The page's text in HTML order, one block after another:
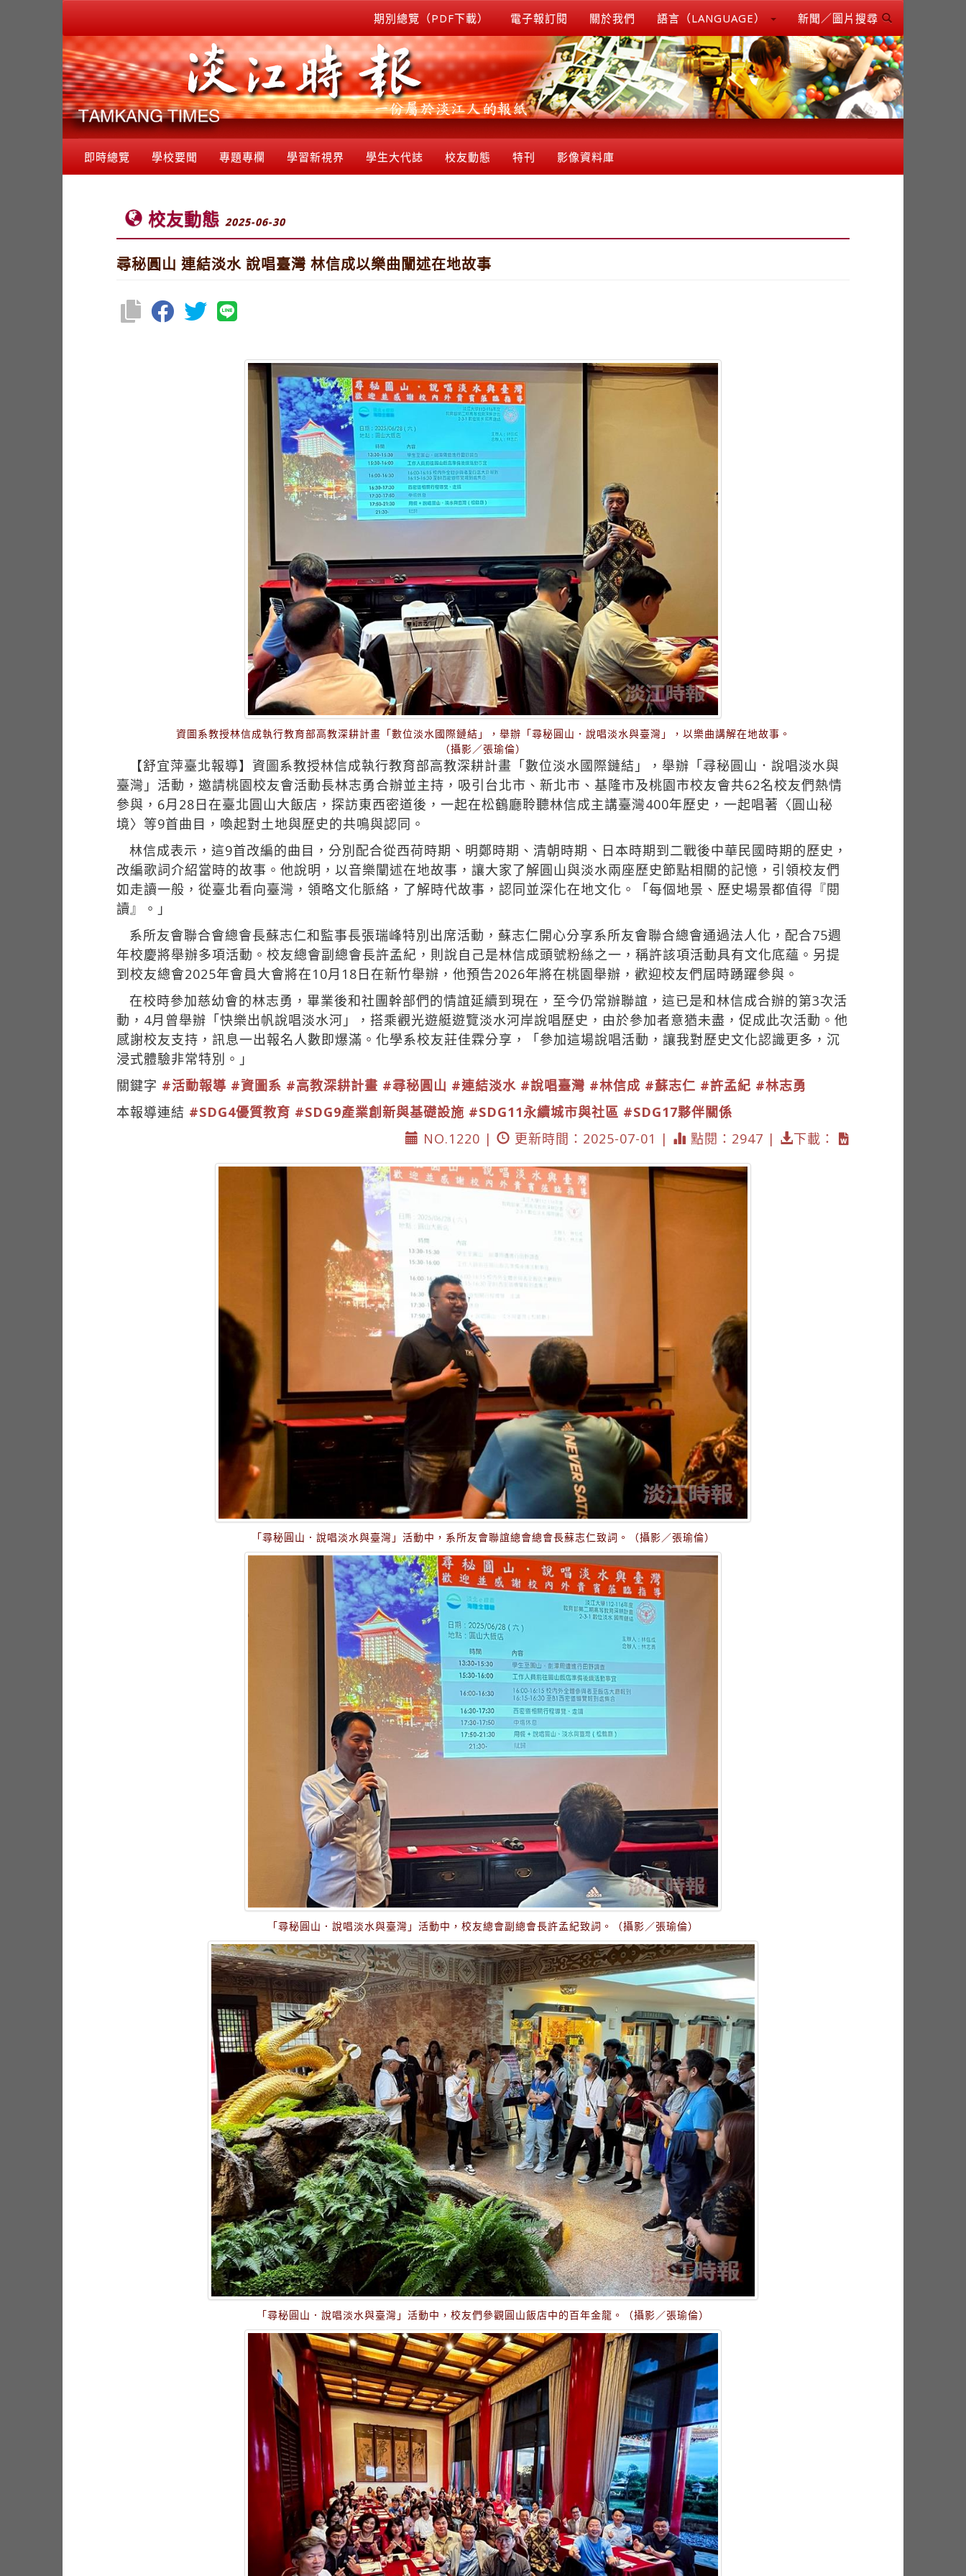
期別總覽（PDF下載） 電子報訂閱 關於我們 語言（LANGUAGE） 新聞／圖片搜尋
即時總覽 學校要聞 專題專欄 學習新視界 學生大代誌 校友動態 特刊 影像資料庫
校友動態 2025-06-30
尋秘圓山 連結淡水 說唱臺灣 林信成以樂曲闡述在地故事
資圖系教授林信成執行教育部高教深耕計畫「數位淡水國際鏈結」，舉辦「尋秘圓山．說唱淡水與臺灣」，以樂曲講解在地故事。
（攝影／張瑜倫）
【舒宜萍臺北報導】資圖系教授林信成執行教育部高教深耕計畫「數位淡水國際鏈結」，舉辦「尋秘圓山．說唱淡水與
臺灣」活動，邀請桃園校友會活動長林志勇合辦並主持，吸引台北市、新北市、基隆市及桃園市校友會共62名校友們熱情
參與，6月28日在臺北圓山大飯店，探訪東西密道後，一起在松鶴廳聆聽林信成主講臺灣400年歷史，一起唱著〈圓山秘
境〉等9首曲目，喚起對土地與歷史的共鳴與認同。
林信成表示，這9首改編的曲目，分別配合從西荷時期、明鄭時期、清朝時期、日本時期到二戰後中華民國時期的歷史，
改編歌詞介紹當時的故事。他說明，以音樂闡述在地故事，讓大家了解圓山與淡水兩座歷史節點相關的記憶，引領校友們
如走讀一般，從臺北看向臺灣，領略文化脈絡，了解時代故事，認同並深化在地文化。「每個地景、歷史場景都值得『閱
讀』。」
系所友會聯合會總會長蘇志仁和監事長張瑞峰特別出席活動，蘇志仁開心分享系所友會聯合總會通過法人化，配合75週
年校慶將舉辦多項活動。校友總會副總會長許孟紀，則說自己是林信成頭號粉絲之一，稱許該項活動具有文化底蘊。另提
到校友總會2025年會員大會將在10月18日在新竹舉辦，他預告2026年將在桃園舉辦，歡迎校友們屆時踴躍參與。
在校時參加慈幼會的林志勇，畢業後和社團幹部們的情誼延續到現在，至今仍常辦聯誼，這已是和林信成合辦的第3次活
動，4月曾舉辦「快樂出帆說唱淡水河」，搭乘觀光遊艇遊覽淡水河岸說唱歷史，由於參加者意猶未盡，促成此次活動。他
感謝校友支持，訊息一出報名人數即爆滿。化學系校友莊佳霖分享，「參加這場說唱活動，讓我對歷史文化認識更多，沉
浸式體驗非常特別。」
關鍵字 #活動報導 #資圖系 #高教深耕計畫 #尋秘圓山 #連結淡水 #說唱臺灣 #林信成 #蘇志仁 #許孟紀 #林志勇
本報導連結 #SDG4優質教育 #SDG9產業創新與基礎設施 #SDG11永續城市與社區 #SDG17夥伴關係
NO.1220 |
更新時間：2025-07-01 | 點閱：2947 | 下載：
「尋秘圓山．說唱淡水與臺灣」活動中，系所友會聯誼總會總會長蘇志仁致詞。（攝影／張瑜倫）
「尋秘圓山．說唱淡水與臺灣」活動中，校友總會副總會長許孟紀致詞。（攝影／張瑜倫）
「尋秘圓山．說唱淡水與臺灣」活動中，校友們參觀圓山飯店中的百年金龍。（攝影／張瑜倫）